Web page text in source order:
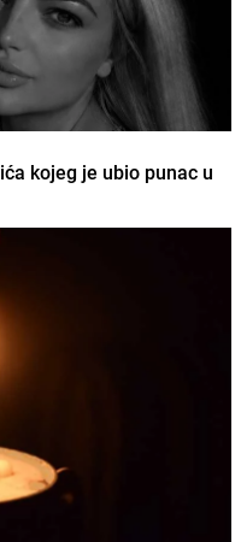
kojeg je ubio punac u